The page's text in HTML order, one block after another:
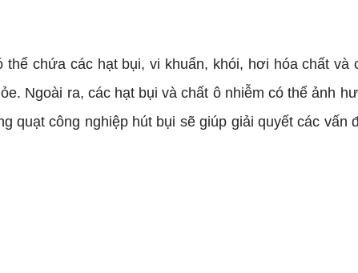
chứa các hạt bụi, vi khuẩn, khói, hơi hóa chất và
Ngoài ra, các hạt bụi và chất ô nhiễm có thể ảnh
quạt công nghiệp hút bụi sẽ giúp giải quyết các vấn